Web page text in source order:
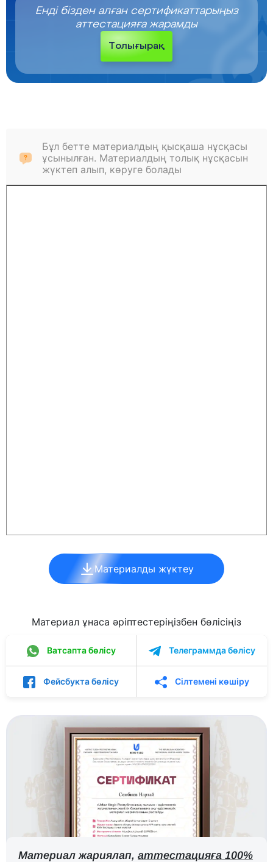
Енді бізден алған сертификаттарыңыз
аттестацияға жарамды
Толығырақ
Бұл бетте материалдың қысқаша нұсқасы
ұсынылған. Материалдың толық нұсқасын
жүктеп алып, көруге болады
Материалды жүктеу
Материал ұнаса әріптестеріңізбен бөлісіңіз
Ватсапта бөлісу Телеграммда бөлісу
Фейсбукта бөлісу Сілтемені көшіру
Материал жариялап, аттестацияға 100%